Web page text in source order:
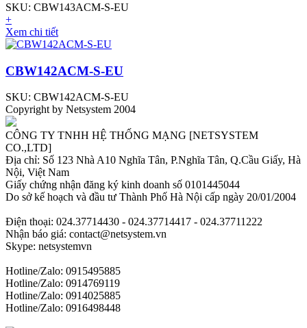
SKU: CBW143ACM-S-EU
+
Xem chi tiết
CBW142ACM-S-EU
SKU: CBW142ACM-S-EU
Copyright by Netsystem 2004
CÔNG TY TNHH HỆ THỐNG MẠNG [NETSYSTEM
CO.,LTD]
Địa chỉ: Số 123 Nhà A10 Nghĩa Tân, P.Nghĩa Tân, Q.Cầu Giấy, Hà
Nội, Việt Nam
Giấy chứng nhận đăng ký kinh doanh số 0101445044
Do sở kế hoạch và đầu tư Thành Phố Hà Nội cấp ngày 20/01/2004
Điện thoại: 024.37714430 - 024.37714417 - 024.37711222
Nhận báo giá: contact@netsystem.vn
Skype: netsystemvn
Hotline/Zalo: 0915495885
Hotline/Zalo: 0914769119
Hotline/Zalo: 0914025885
Hotline/Zalo: 0916498448